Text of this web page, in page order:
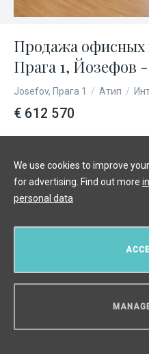
Продажа
Прага 1, Йозефов
Josefov, Прага 1 / Атип /
€ 612 570
We use cookies to improve
for advertising. Find out more
personal data